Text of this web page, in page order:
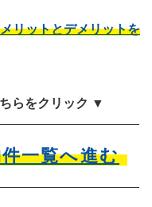
リットとデメリットを
らをクリック ▼
一覧へ進む